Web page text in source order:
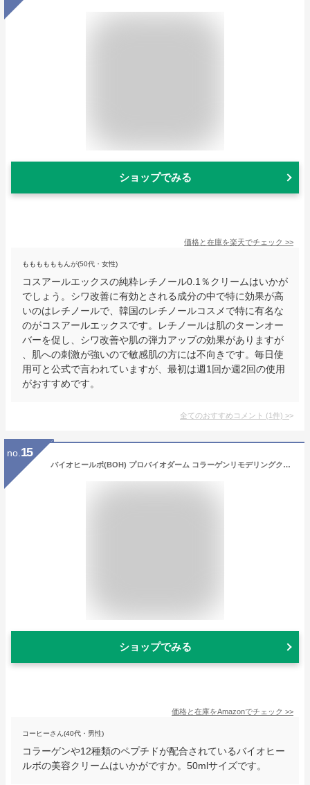
ショップでみる
価格と在庫を楽天でチェック >>
ももももももんが(50代・女性)
コスアールエックスの純粋レチノール0.1％クリームはいかが
でしょう。シワ改善に有効とされる成分の中で特に効果が高
いのはレチノールで、韓国のレチノールコスメで特に有名な
のがコスアールエックスです。レチノールは肌のターンオー
バーを促し、シワ改善や肌の弾力アップの効果がありますが
、肌への刺激が強いので敏感肌の方には不向きです。毎日使
用可と公式で言われていますが、最初は週1回か週2回の使用
がおすすめです。
全てのおすすめコメント (1件) >
no. 15
バイオヒールボ(BOH) プロバイオダーム コラーゲンリモデリングクリーム 50mL フェイスクリーム ペプチド エイジングケア コラーゲン 保湿 ハリ 韓国コスメ
ショップでみる
価格と在庫をAmazonでチェック >>
コーヒーさん(40代・男性)
コラーゲンや12種類のペプチドが配合されているバイオヒー
ルボの美容クリームはいかがですか。50mlサイズです。